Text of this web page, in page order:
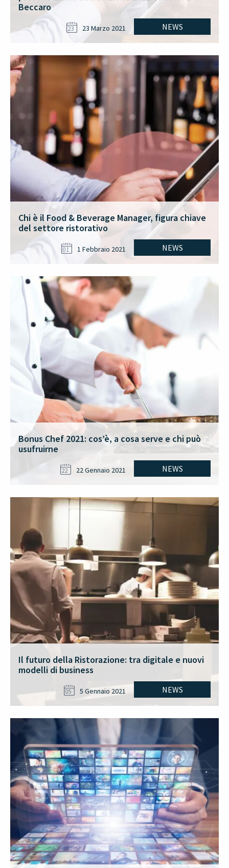
Beccaro
NEWS
23 23 Marzo 2021
Chi è il Food & Beverage Manager, figura chiave
del settore ristorativo
NEWS
01 1 Febbraio 2021
Bonus Chef 2021: cos’è, a cosa serve e chi può
usufruirne
NEWS
22 22 Gennaio 2021
Il futuro della Ristorazione: tra digitale e nuovi
modelli di business
NEWS
05 5 Gennaio 2021